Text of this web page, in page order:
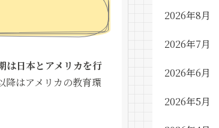
は日本とアメリカを行
降はアメリカの教育環
2026年8月
2026年7月
2026年6月
2026年5月